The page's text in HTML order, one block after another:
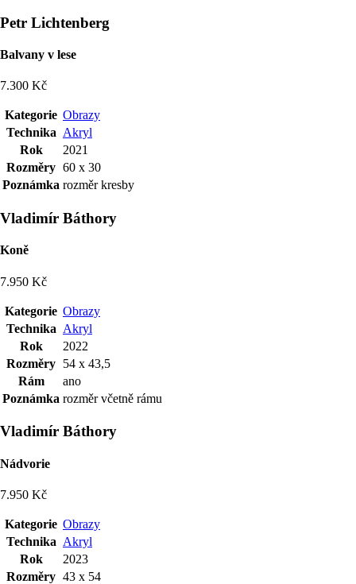
Petr Lichtenberg
Balvany v lese
7.300 Kč
Kategorie Obrazy
Technika Akryl
Rok
2021
Rozměry 60 x 30
Poznámka rozměr kresby
Vladimír Báthory
Koně
7.950 Kč
Kategorie Obrazy
Technika Akryl
Rok
2022
Rozměry 54 x 43,5
Rám
ano
Poznámka rozměr včetně rámu
Vladimír Báthory
Nádvorie
7.950 Kč
Kategorie Obrazy
Technika Akryl
Rok
2023
Rozměry 43 x 54